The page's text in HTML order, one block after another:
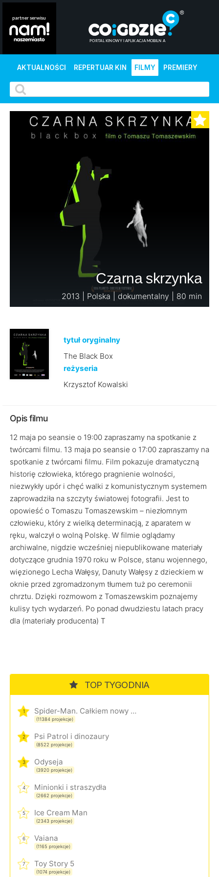
AKTUALNOŚCI REPERTUAR KIN FILMY PREMIERY
Czarna skrzynka
2013 | Polska | dokumentalny | 80 min
tytuł oryginalny
The Black Box
reżyseria
Krzysztof Kowalski
Opis filmu
12 maja po seansie o 19:00 zapraszamy na spotkanie z
twórcami filmu. 13 maja po seansie o 17:00 zapraszamy na
spotkanie z twórcami filmu. Film pokazuje dramatyczną
historię człowieka, którego pragnienie wolności,
niezwykły upór i chęć walki z komunistycznym systemem
zaprowadziła na szczyty światowej fotografii. Jest to
opowieść o Tomaszu Tomaszewskim – niezłomnym
człowieku, który z wielką determinacją, z aparatem w
ręku, walczył o wolną Polskę. W filmie oglądamy
archiwalne, nigdzie wcześniej niepublikowane materiały
dotyczące grudnia 1970 roku w Polsce, stanu wojennego,
więzionego Lecha Wałęsy, Danuty Wałęsy z dzieckiem w
oknie przed zgromadzonym tłumem tuż po ceremonii
chrztu. Dzięki rozmowom z Tomaszewskim poznajemy
kulisy tych wydarzeń. Po ponad dwudziestu latach pracy
dla (materiały producenta) T
TOP TYGODNIA
1 Spider-Man. Całkiem nowy dzień
(11384 projekcje)
2 Psi Patrol i dinozaury
(8522 projekcje)
3 Odyseja
(3920 projekcje)
4 Minionki i straszydła
(2662 projekcje)
5 Ice Cream Man
(2343 projekcje)
6 Vaiana
(1165 projekcje)
7 Toy Story 5
(1074 projekcje)